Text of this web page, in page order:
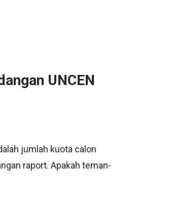
UNCEN
jumlah kuota calon
raport. Apakah teman-